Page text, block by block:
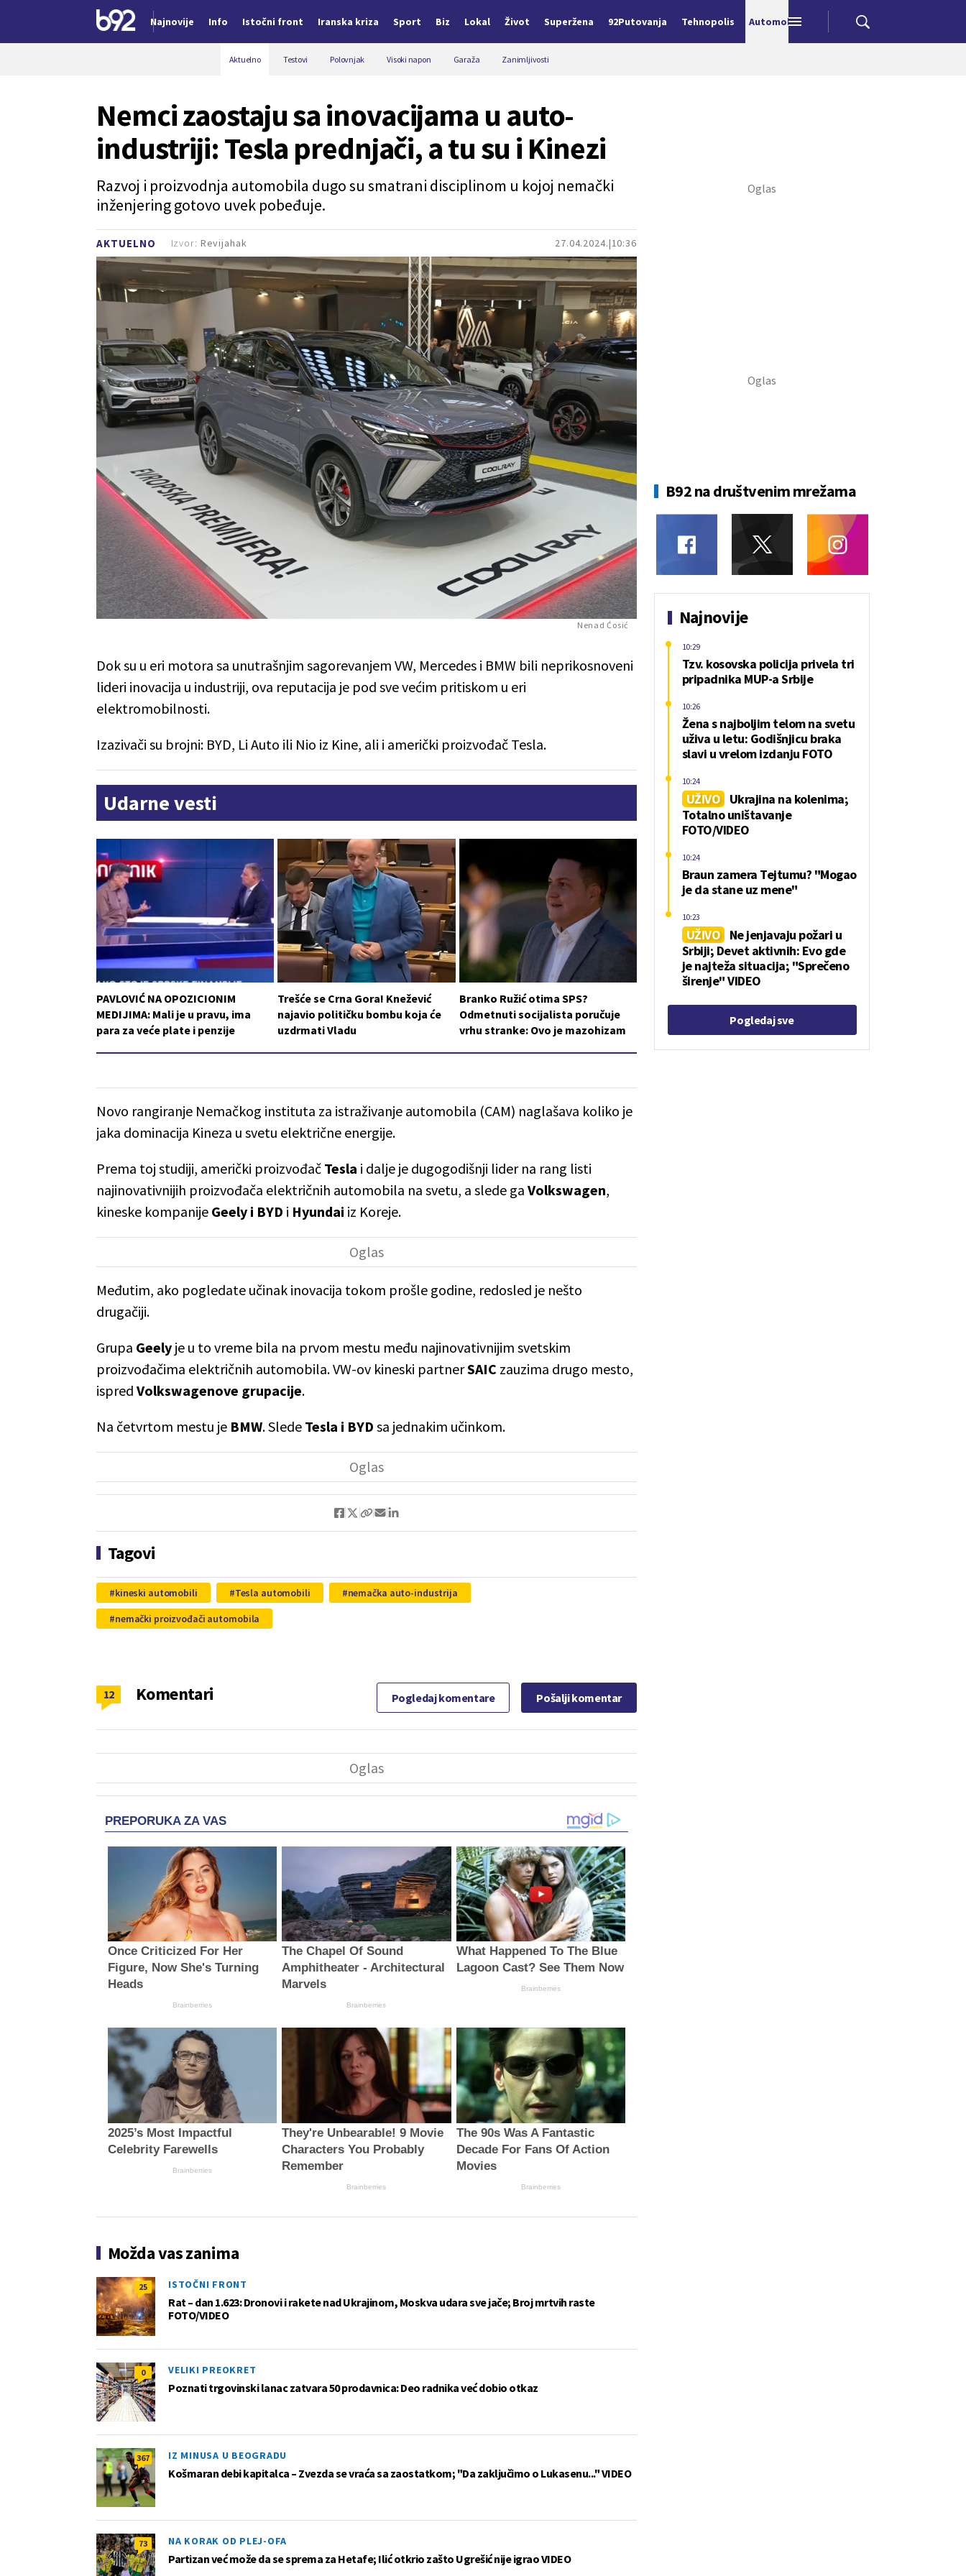
Najnovije Info Istočni front Iranska kriza Sport Biz Lokal Život Superžena 92Putovanja Tehnopolis Automobili
Aktuelno Testovi Polovnjak Visoki napon Garaža Zanimljivosti
AKTUELNO 27.04.2024. 10:36
Nemci zaostaju sa inovacijama u auto-
industriji: Tesla prednjači, a tu su i Kinezi
Razvoj i proizvodnja automobila dugo su smatrani disciplinom u kojoj nemački
inženjering gotovo uvek pobeđuje.
Izvor: Revijahak
Nenad Ćosić
Dok su u eri motora sa unutrašnjim sagorevanjem VW, Mercedes i BMW bili neprikosnoveni
lideri inovacija u industriji, ova reputacija je pod sve većim pritiskom u eri
elektromobilnosti.
Izazivači su brojni: BYD, Li Auto ili Nio iz Kine, ali i američki proizvođač Tesla.
Udarne vesti
PAVLOVIĆ NA OPOZICIONIM
MEDIJIMA: Mali je u pravu, ima
para za veće plate i penzije
Trešće se Crna Gora! Knežević
najavio političku bombu koja će
uzdrmati Vladu
Branko Ružić otima SPS?
Odmetnuti socijalista poručuje
vrhu stranke: Ovo je mazohizam
Novo rangiranje Nemačkog instituta za istraživanje automobila (CAM) naglašava koliko je
jaka dominacija Kineza u svetu električne energije.
Prema toj studiji, američki proizvođač Tesla i dalje je dugogodišnji lider na rang listi
najinovativnijih proizvođača električnih automobila na svetu, a slede ga Volkswagen,
kineske kompanije Geely i BYD i Hyundai iz Koreje.
Međutim, ako pogledate učinak inovacija tokom prošle godine, redosled je nešto
drugačiji.
Grupa Geely je u to vreme bila na prvom mestu među najinovativnijim svetskim
proizvođačima električnih automobila. VW-ov kineski partnerSAIC zauzima drugo mesto,
ispred Volkswagenove grupacije.
Na četvrtom mestu je BMW. Slede Tesla i BYD sa jednakim učinkom.
Tagovi
kineski automobili Tesla automobili
nemačka auto-industrija
nemački proizvođači automobila
Komentari
12 Pogledaj komentare Pošalji komentar
PREPORUKA ZA VAS
Once Criticized For Her
Figure, Now She's Turning
Heads
Brainberries
The Chapel Of Sound
Amphitheater - Architectural
Marvels
Brainberries
What Happened To The Blue
Lagoon Cast? See Them Now
Brainberries
2025’s Most Impactful
Celebrity Farewells
Brainberries
They're Unbearable! 9 Movie
Characters You Probably
Remember
Brainberries
The 90s Was A Fantastic
Decade For Fans Of Action
Movies
Brainberries
Možda vas zanima
25 ISTOČNI FRONT
Rat – dan 1.623: Dronovi i rakete nad Ukrajinom, Moskva udara sve jače; Broj mrtvih raste
FOTO/VIDEO
0 VELIKI PREOKRET
Poznati trgovinski lanac zatvara 50 prodavnica: Deo radnika već dobio otkaz
367 IZ MINUSA U BEOGRADU
Košmaran debi kapitalca – Zvezda se vraća sa zaostatkom; "Da zaključimo o Lukasenu..." VIDEO
73 NA KORAK OD PLEJ-OFA
Partizan već može da se sprema za Hetafe; Ilić otkrio zašto Ugrešić nije igrao VIDEO
B92 na društvenim mrežama
Najnovije
Tzv. kosovska policija privela tri
pripadnika MUP-a Srbije
10:29
Žena s najboljim telom na svetu
uživa u letu: Godišnjicu braka
slavi u vrelom izdanju FOTO
10:26
UŽIVO
Ukrajina na kolenima;
Totalno uništavanje
FOTO/VIDEO
10:24
Braun zamera Tejtumu? "Mogao
je da stane uz mene"
10:24
UŽIVO
Ne jenjavaju požari u
Srbiji; Devet aktivnih: Evo gde
je najteža situacija; "Sprečeno
širenje" VIDEO
10:23
Pogledaj sve